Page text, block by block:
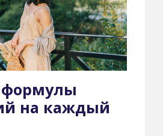
формулы
на каждый